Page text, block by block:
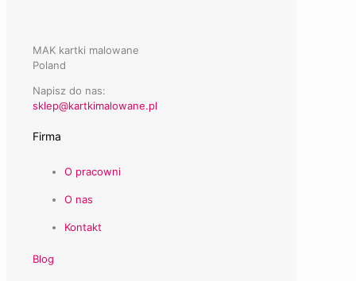
MAK kartki malowane
Poland
Napisz do nas:
sklep@kartkimalowane.pl
Firma
O pracowni
O nas
Kontakt
Blog